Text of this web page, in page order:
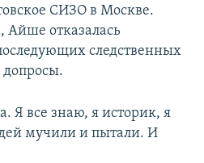
СИЗО в Москве.
Айше отказалась
следственных
допросы.
Я все знаю, я историк, я
мучили и пытали. И